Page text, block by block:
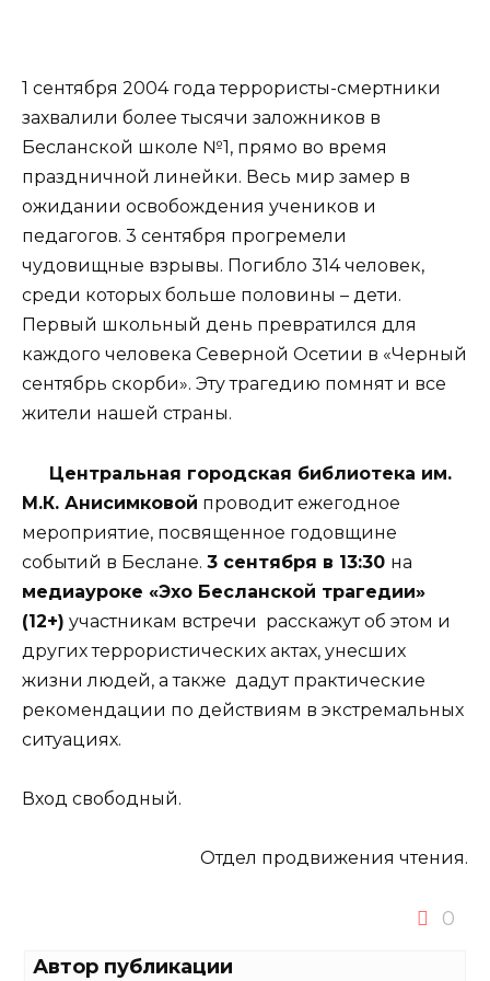
1 сентября 2004 года террористы-смертники
захвалили более тысячи заложников в
Бесланской школе №1, прямо во время
праздничной линейки. Весь мир замер в
ожидании освобождения учеников и
педагогов. 3 сентября прогремели
чудовищные взрывы. Погибло 314 человек,
среди которых больше половины – дети.
Первый школьный день превратился для
каждого человека Северной Осетии в «Черный
сентябрь скорби». Эту трагедию помнят и все
жители нашей страны.
Центральная городская библиотека им.
М.К. Анисимковой проводит ежегодное
мероприятие, посвященное годовщине
событий в Беслане. 3 сентября в 13:30 на
медиауроке «Эхо Бесланской трагедии»
(12+) участникам встречи расскажут об этом и
других террористических актах, унесших
жизни людей, а также дадут практические
рекомендации по действиям в экстремальных
ситуациях.
Вход свободный.
Отдел продвижения чтения.
0
Автор публикации